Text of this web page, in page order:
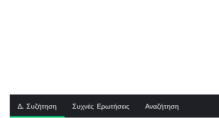
Δ. Συζήτηση Συχνές Ερωτήσεις Αναζήτηση